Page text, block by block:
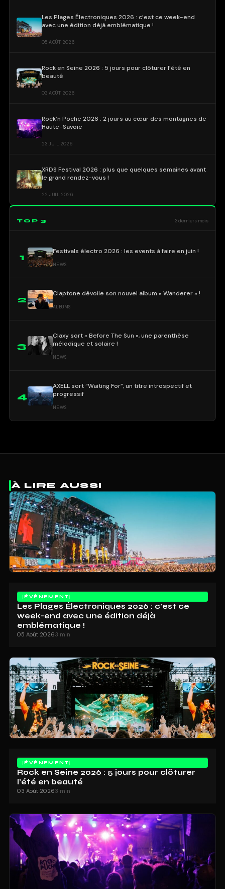
Les Plages Électroniques 2026 : c’est ce week-end
avec une édition déjà emblématique !
05 AOÛT 2026
Rock en Seine 2026 : 5 jours pour clôturer l’été en
beauté
03 AOÛT 2026
Rock’n Poche 2026 : 2 jours au cœur des montagnes de
Haute-Savoie
23 JUIL 2026
XRDS Festival 2026 : plus que quelques semaines avant
le grand rendez-vous !
22 JUIL 2026
TOP 3 3 derniers mois
1
Festivals électro 2026 : les events à faire en juin !
NEWS
2
Claptone dévoile son nouvel album « Wanderer » !
ALBUMS
3
Claxy sort « Before The Sun », une parenthèse
mélodique et solaire !
NEWS
4
AXELL sort “Waiting For”, un titre introspectif et
progressif
NEWS
À LIRE AUSSI
ÉVÈNEMENT
Les Plages Électroniques 2026 : c’est ce
week-end avec une édition déjà
emblématique !
05 Août 20263 min
ÉVÈNEMENT
Rock en Seine 2026 : 5 jours pour clôturer
l’été en beauté
03 Août 20263 min